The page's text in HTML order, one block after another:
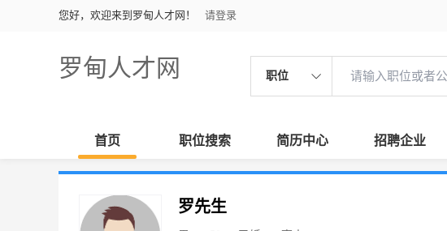
您好，欢迎来到罗甸人才网！ 请登录
罗甸人才网 职位
首页 职位搜索 简历中心 招聘企业
罗先生